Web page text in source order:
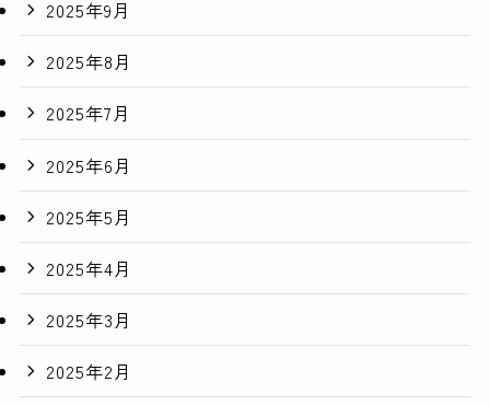
2025年9月
2025年8月
2025年7月
2025年6月
2025年5月
2025年4月
2025年3月
2025年2月